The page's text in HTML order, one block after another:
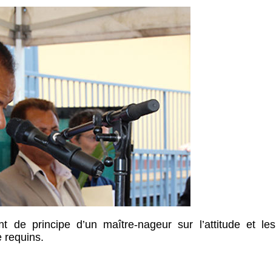
de principe d’un maître-nageur sur l’attitude et les
requins.